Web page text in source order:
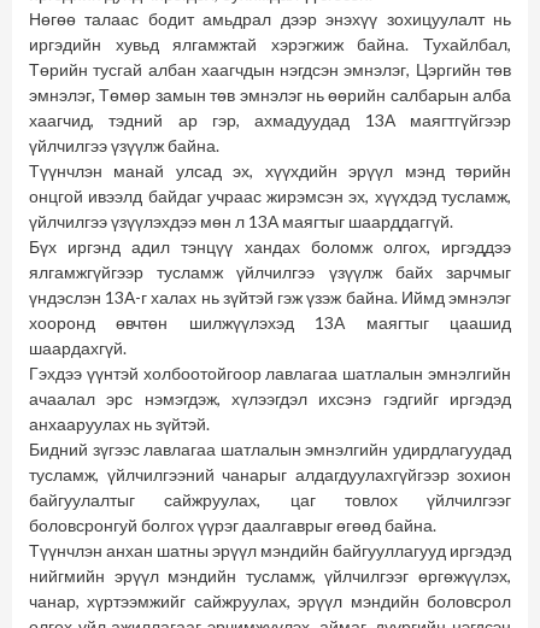
Нөгөө талаас бодит амьдрал дээр энэхүү зохицуулалт нь
иргэдийн хувьд ялгамжтай хэрэгжиж байна. Тухайлбал,
Төрийн тусгай албан хаагчдын нэгдсэн эмнэлэг, Цэргийн төв
эмнэлэг, Төмөр замын төв эмнэлэг нь өөрийн салбарын алба
хаагчид, тэдний ар гэр, ахмадуудад 13А маягтгүйгээр
үйлчилгээ үзүүлж байна.
Түүнчлэн манай улсад эх, хүүхдийн эрүүл мэнд төрийн
онцгой ивээлд байдаг учраас жирэмсэн эх, хүүхдэд тусламж,
үйлчилгээ үзүүлэхдээ мөн л 13А маягтыг шаарддаггүй.
Бүх иргэнд адил тэнцүү хандах боломж олгох, иргэддээ
ялгамжгүйгээр тусламж үйлчилгээ үзүүлж байх зарчмыг
үндэслэн 13А-г халах нь зүйтэй гэж үзэж байна. Иймд эмнэлэг
хооронд өвчтөн шилжүүлэхэд 13А маягтыг цаашид
шаардахгүй.
Гэхдээ үүнтэй холбоотойгоор лавлагаа шатлалын эмнэлгийн
ачаалал эрс нэмэгдэж, хүлээгдэл ихсэнэ гэдгийг иргэдэд
анхааруулах нь зүйтэй.
Бидний зүгээс лавлагаа шатлалын эмнэлгийн удирдлагуудад
тусламж, үйлчилгээний чанарыг алдагдуулахгүйгээр зохион
байгуулалтыг сайжруулах, цаг товлох үйлчилгээг
боловсронгуй болгох үүрэг даалгаврыг өгөөд байна.
Түүнчлэн анхан шатны эрүүл мэндийн байгууллагууд иргэдэд
нийгмийн эрүүл мэндийн тусламж, үйлчилгээг өргөжүүлэх,
чанар, хүртээмжийг сайжруулах, эрүүл мэндийн боловсрол